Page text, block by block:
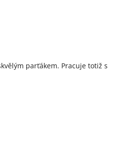
parťákem. Pracuje totiž s